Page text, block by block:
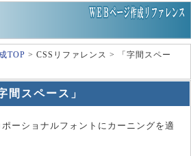
TOP > CSSリファレンス > 「字間スペー
スペース」
ーショナルフォントにカーニングを適